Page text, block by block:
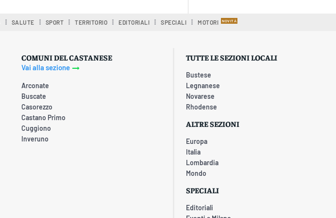
SALUTE SPORT TERRITORIO EDITORIALI SPECIALI MOTORI
COMUNI DEL CASTANESE
Vai alla sezione
Arconate
Buscate
Casorezzo
Castano Primo
Cuggiono
Inveruno
TUTTE LE SEZIONI LOCALI
Bustese
Legnanese
Novarese
Rhodense
ALTRE SEZIONI
Europa
Italia
Lombardia
Mondo
SPECIALI
Editoriali